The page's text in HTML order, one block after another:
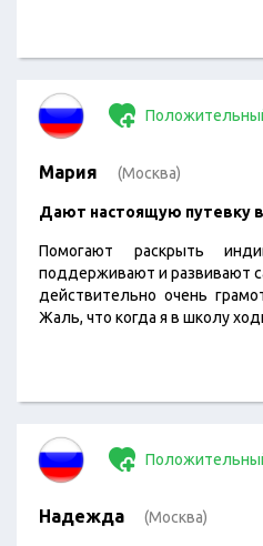
Мария (Москва)
Дают настоящую путевку
Помогают раскрыть
поддерживают и развивают
действительно очень
Жаль, что когда я в школу
Надежда (Москва)